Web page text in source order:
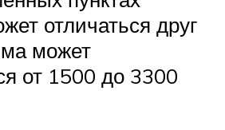
отличаться друг
может
от 1500 до 3300